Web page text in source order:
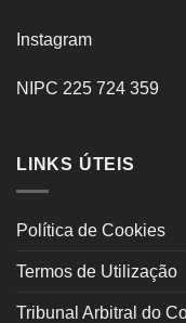
Instagram
NIPC 225 724 359
LINKS ÚTEIS
Política de Cookies
Termos de Utilização
Tribunal Arbitral do